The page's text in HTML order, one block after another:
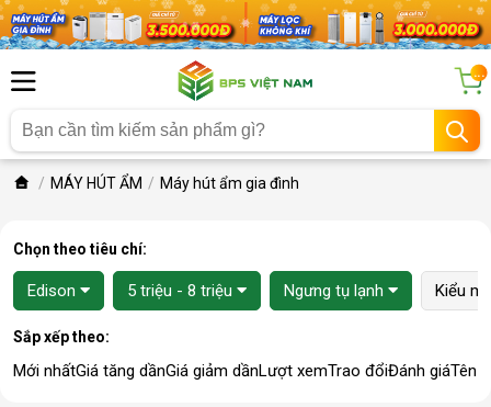
...
MÁY HÚT ẨM Máy hút ẩm gia đình
Chọn theo tiêu chí:
Edison 5 triệu - 8 triệu Ngưng tụ lạnh Kiểu
Sắp xếp theo:
Mới nhấtGiá tăng dầnGiá giảm dầnLượt xemTrao đổiĐánh giáTên